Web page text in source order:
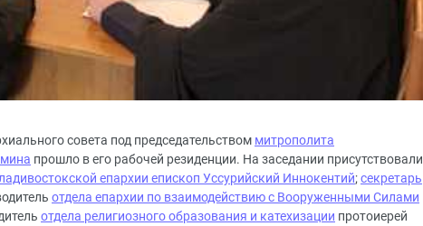
совета под председательством митрополита
прошло в его рабочей резиденции. На заседании присутствовали
епархии епископ Уссурийский Иннокентий;секретарь
отдела епархии по взаимодействию с Вооруженными Силами
отдела религиозного образования и катехизации протоиерей